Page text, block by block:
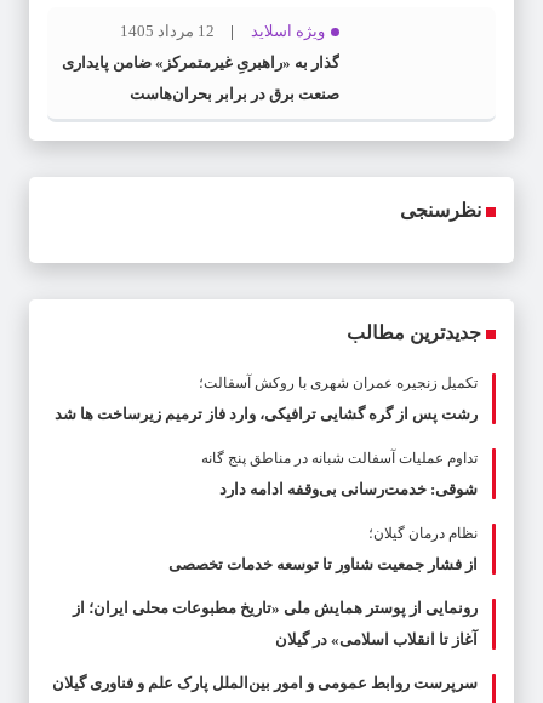
ویژه اسلاید
12 مرداد 1405
گذار به «راهبریِ غیرمتمرکز» ضامن پایداری
صنعت برق در برابر بحران‌هاست
نظرسنجی
جدیدترین مطالب
تکمیل زنجیره عمران شهری با روکش آسفالت؛
رشت پس از گره گشایی ترافیکی، وارد فاز ترمیم زیرساخت ها شد
تداوم عملیات آسفالت‌ شبانه در مناطق پنج گانه
شوقی: خدمت‌رسانی بی‌وقفه ادامه دارد
نظام درمان گیلان؛
از فشار جمعیت شناور تا توسعه خدمات تخصصی
رونمایی از پوستر همایش ملی «تاریخ مطبوعات محلی ایران؛ از
آغاز تا انقلاب اسلامی» در گیلان
سرپرست روابط عمومی و امور بین‌الملل پارک علم و فناوری گیلان